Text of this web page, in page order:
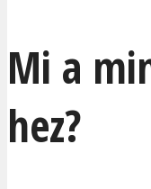
Mi a
hez?